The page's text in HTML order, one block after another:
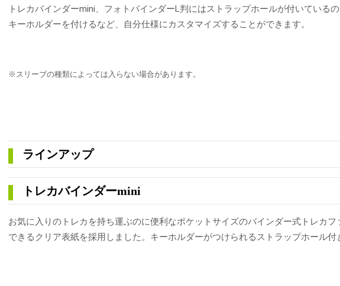
トレカバインダーmini、フォトバインダーL判にはストラップホールが付いている
キーホルダーを付けるなど、自分仕様にカスタマイズすることができます。
※スリーブの種類によっては入らない場合があります。
ラインアップ
トレカバインダーmini
お気に入りのトレカを持ち運ぶのに便利なポケットサイズのバインダー式トレカ
できるクリア表紙を採用しました。キーホルダーがつけられるストラップホール付